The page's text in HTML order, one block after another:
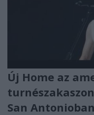
Új Home az
San